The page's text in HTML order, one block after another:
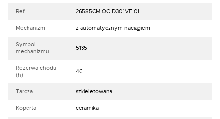
Ref. 26585CM.OO.D301VE.01
Mechanizm z automatycznym naciągiem
Symbol
mechanizmu
5135
Rezerwa chodu
(h)
40
Tarcza szkieletowana
Koperta ceramika